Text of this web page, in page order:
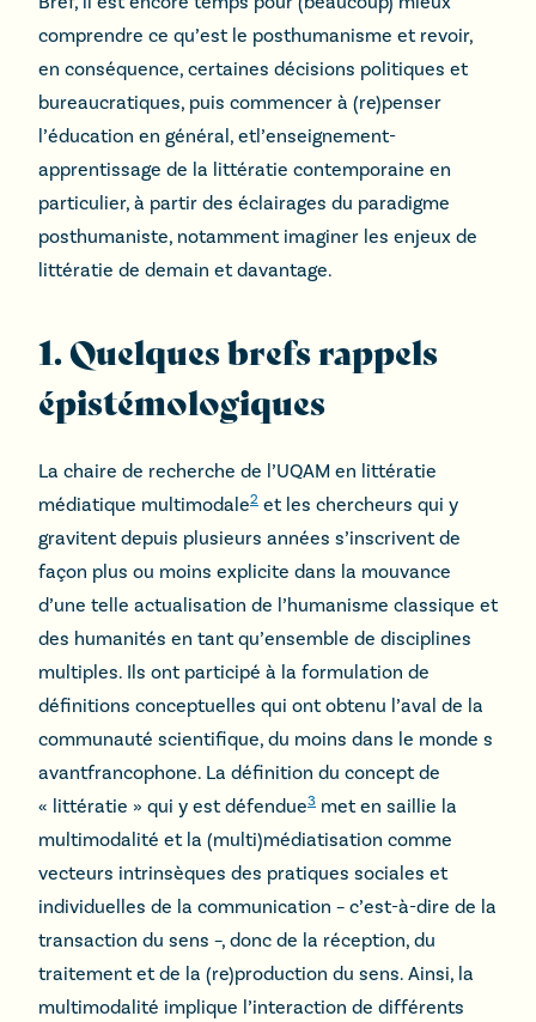
comprendre ce qu’est le posthumanisme et revoir,
en conséquence, certaines décisions politiques et
bureaucratiques, puis commencer à (re)penser
l’éducation en général, etl’enseignement-
apprentissage de la littératie contemporaine en
particulier, à partir des éclairages du paradigme
posthumaniste, notamment imaginer les enjeux de
littératie de demain et davantage.
1. Quelques brefs rappels
épistémologiques
La chaire de recherche de l’UQAM en littératie
médiatique multimodale2 et les chercheurs qui y
gravitent depuis plusieurs années s’inscrivent de
façon plus ou moins explicite dans la mouvance
d’une telle actualisation de l’humanisme classique et
des humanités en tant qu’ensemble de disciplines
multiples. Ils ont participé à la formulation de
définitions conceptuelles qui ont obtenu l’aval de la
communauté scientifique, du moins dans le monde s
avantfrancophone. La définition du concept de
« littératie » qui y est défendue3 met en saillie la
multimodalité et la (multi)médiatisation comme
vecteurs intrinsèques des pratiques sociales et
individuelles de la communication – c’est-à-dire de la
transaction du sens –, donc de la réception, du
traitement et de la (re)production du sens. Ainsi, la
multimodalité implique l’interaction de différents